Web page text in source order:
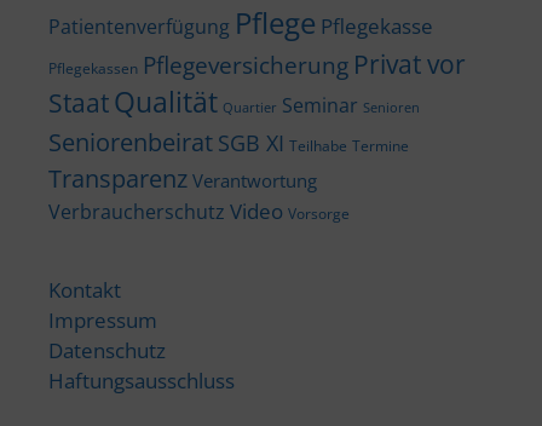
Patientenverfügung Pflege Pflegekasse
Pflegekassen Pflegeversicherung Privat vor
StaatQualität Quartier Seminar Senioren
Seniorenbeirat SGB XI Teilhabe Termine
Transparenz Verantwortung
Verbraucherschutz Video Vorsorge
Kontakt
Impressum
Datenschutz
Haftungsausschluss